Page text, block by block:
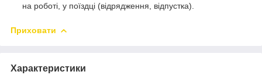
на роботі, у поїздці (відрядження, відпустка).
Приховати
Характеристики